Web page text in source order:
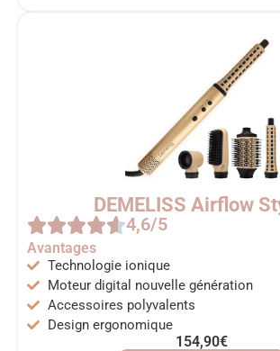
DEMELISS Airflow
4,6/5
Avantages
Technologie ionique
Moteur digital nouvelle génération
Accessoires polyvalents
Design ergonomique
154,90€